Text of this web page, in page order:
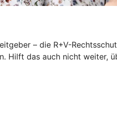
– die R+V-
Hilft das auch nicht weiter,